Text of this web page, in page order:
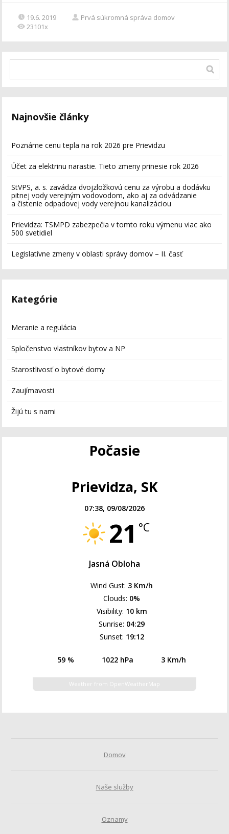
19.6. 2019
Prvá súkromná správa domov
23101x
Najnovšie články
Poznáme cenu tepla na rok 2026 pre Prievidzu
Účet za elektrinu narastie. Tieto zmeny prinesie rok 2026
StVPS, a. s. zavádza dvojzložkovú cenu za výrobu a dodávku
pitnej vody verejným vodovodom, ako aj za odvádzanie
a čistenie odpadovej vody verejnou kanalizáciou
Prievidza: TSMPD zabezpečia v tomto roku výmenu viac ako
500 svetidiel
Legislatívne zmeny v oblasti správy domov – II. časť
Kategórie
Meranie a regulácia
Spločenstvo vlastníkov bytov a NP
Starostlivosť o bytové domy
Zaujímavosti
Žijú tu s nami
Počasie
Prievidza, SK
07:38, 09/08/2026
21 °C
Jasná Obloha
59 % 1022 hPa 3 Km/h
Wind Gust: 3 Km/h
Clouds: 0%
Visibility: 10 km
Sunrise: 04:29
Sunset: 19:12
Weather from OpenWeatherMap
Domov
Naše služby
Oznamy